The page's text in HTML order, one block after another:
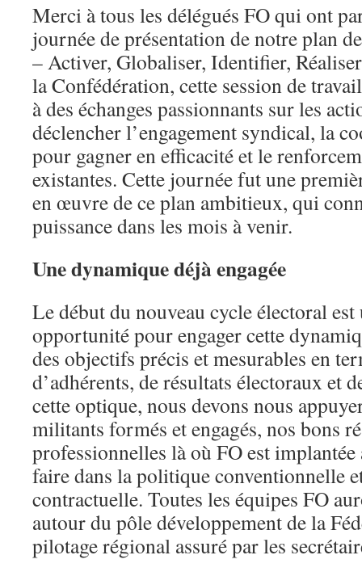
Merci à tous les délégués FO qui ont
journée de présentation de notre plan
– Activer, Globaliser, Identifier,
la Confédération, cette session de
à des échanges passionnants sur les
déclencher l’engagement syndical, la
pour gagner en efficacité et le
existantes. Cette journée fut une
en œuvre de ce plan ambitieux, qui
puissance dans les mois à venir.
Une dynamique déjà engagée
Le début du nouveau cycle électoral
opportunité pour engager cette
des objectifs précis et mesurables en
d’adhérents, de résultats électoraux et
cette optique, nous devons nous
militants formés et engagés, nos bons
professionnelles là où FO est
faire dans la politique conventionnelle
contractuelle. Toutes les équipes FO
autour du pôle développement de la
pilotage régional assuré par les